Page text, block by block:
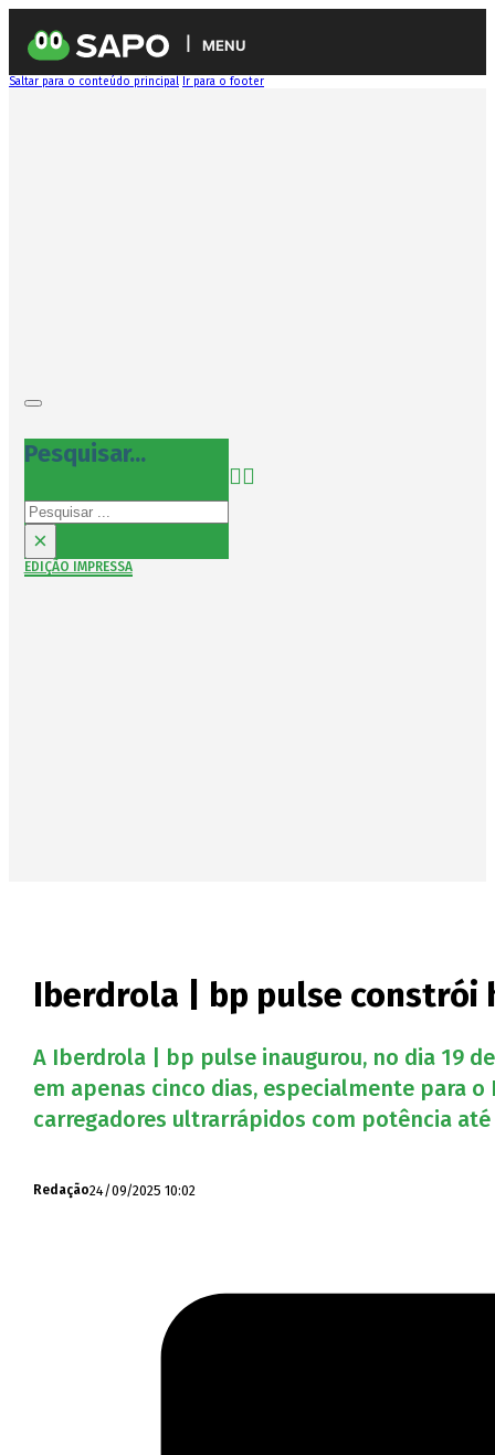
MENU
Saltar para o conteúdo principal Ir para o footer
Pesquisar...
Pesquisar
×
EDIÇÃO IMPRESSA
Iberdrola | bp pulse constrói
A Iberdrola | bp pulse inaugurou, no dia 19
em apenas cinco dias, especialmente para
carregadores ultrarrápidos com potência
Redação24/09/2025 10:02